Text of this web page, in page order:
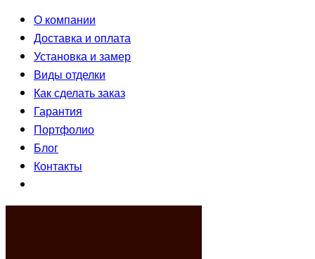
О компании
Доставка и оплата
Установка и замер
Виды отделки
Как сделать заказ
Гарантия
Портфолио
Блог
Контакты